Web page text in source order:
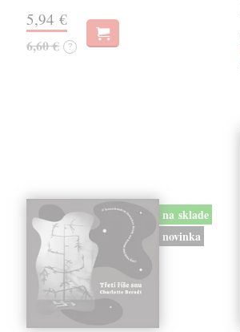
5,94 €
6,60 € ?
na sklade
novinka